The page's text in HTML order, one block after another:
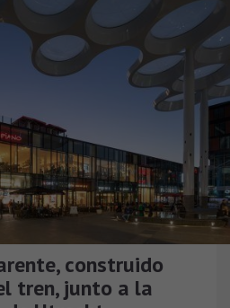
construido
tren, junto a la